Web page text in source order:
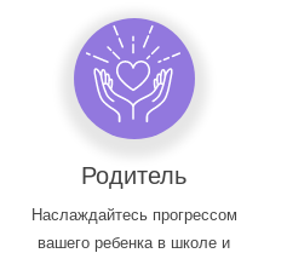
Родитель
Наслаждайтесь прогрессом
вашего ребенка в школе и